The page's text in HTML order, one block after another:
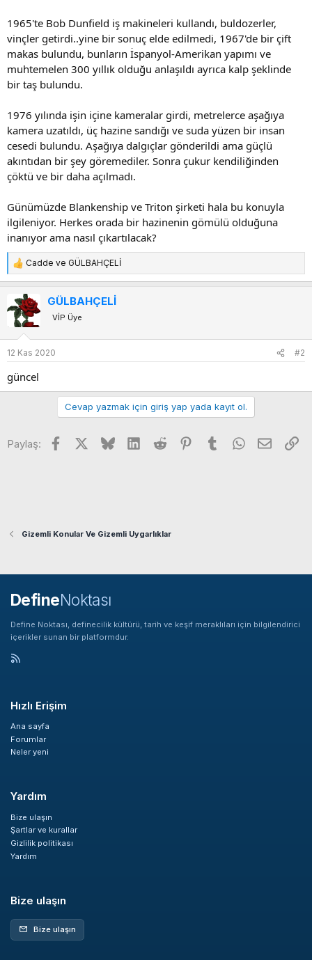
1965'te Bob Dunfield iş makineleri kullandı, buldozerler,
vinçler getirdi..yine bir sonuç elde edilmedi, 1967'de bir çift
makas bulundu, bunların İspanyol-Amerikan yapımı ve
muhtemelen 300 yıllık olduğu anlaşıldı ayrıca kalp şeklinde
bir taş bulundu.
1976 yılında işin içine kameralar girdi, metrelerce aşağıya
kamera uzatıldı, üç hazine sandığı ve suda yüzen bir insan
cesedi bulundu. Aşağıya dalgıçlar gönderildi ama güçlü
akıntıdan bir şey göremediler. Sonra çukur kendiliğinden
çöktü ve bir daha açılmadı.
Günümüzde Blankenship ve Triton şirketi hala bu konuyla
ilgileniyor. Herkes orada bir hazinenin gömülü olduğuna
inanıyor ama nasıl çıkartılacak?
T
e
k
e
r
Cadde ve GÜLBAHÇELİ
GÜLBAHÇELİ
VİP Üye
12 Kas 2020 #2
güncel
Cevap yazmak için giriş yap yada kayıt ol.
Paylaş: Facebook BlueskyLinkedIn
Reddit PinterestTumblrWhatsApp
E-posta
Gizemli Konular Ve Gizemli Uygarlıklar
DefineNoktası
Define Noktası, definecilik kültürü, tarih ve keşif meraklıları için bilgilendirici
içerikler sunan bir platformdur.
Hızlı Erişim
Ana sayfa
Forumlar
Neler yeni
Yardım
Bize ulaşın
Şartlar ve kurallar
Gizlilik politikası
Yardım
Bize ulaşın
mail Bize ulaşın